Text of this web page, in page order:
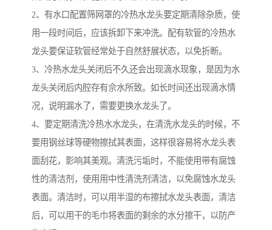
2、有水口配置筛网罩的冷热水龙头要定期清除杂质，使
用一段时间后，应该拆卸下来冲洗。配有软管的冷热水
龙头要保证软管经常处于自然舒展状态，以免折断。
3、冷热水龙头关闭后不久还会出现滴水现象，是因为水
龙头关闭后内腔存有佘水所致。如长时间还出现滴水情
况，说明漏水了，需要更换水龙头了。
4、要定期清洗冷热水水龙头，在清洗水龙头的时候，不
要用钢丝球等硬物擦拭其表面，这样很容易将水龙头表
面刮花，影响其美观。清洗污垢时，不能使用带有腐蚀
性的清洁剂，使用用中性清洗剂清洁，以免腐蚀水龙头
表面。清洁时，可以用半湿的布擦拭水龙头表面，清洁
后，可以用干的毛巾将表面的剩余的水分擦干，以防产